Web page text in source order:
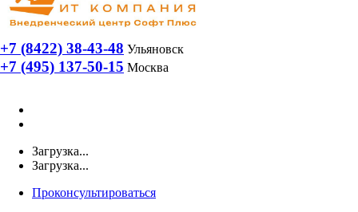
+7 (8422) 38-43-48 Ульяновск
+7 (495) 137-50-15 Москва
Загрузка...
Загрузка...
Проконсультироваться